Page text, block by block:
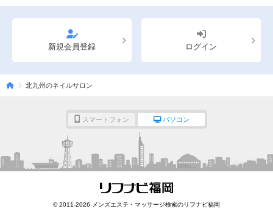
新規会員登録 ログイン
北九州のネイルサロン
スマートフォン パソコン
© 2011-2026 メンズエステ・マッサージ検索のリフナビ福岡